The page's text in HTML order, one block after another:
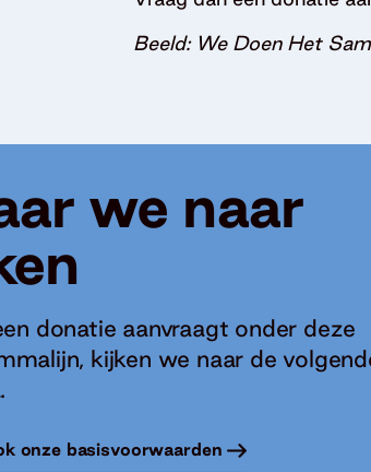
Beeld: We Doen Het
we naar
donatie aanvraagt onder deze
kijken we naar de
onze basisvoorwaarden